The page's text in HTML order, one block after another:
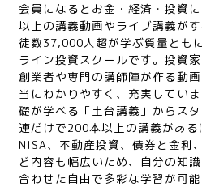
会員になるとお金・経済・投資
以上の講義動画やライブ講義が
徒数37,000人超が学ぶ質量とも
ライン投資スクールです。投資
創業者や専門の講師陣が作る動
当にわかりやすく、充実してい
礎が学べる「土台講義」からス
連だけで200本以上の講義がある
NISA、不動産投資、債券と金利
ど内容も幅広いため、自分の知
合わせた自由で多彩な学習が可